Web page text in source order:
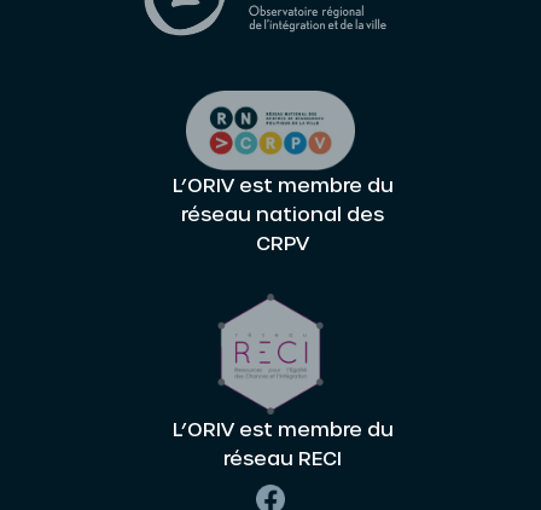
L’ORIV est membre du
réseau national des
CRPV
L’ORIV est membre du
réseau RECI